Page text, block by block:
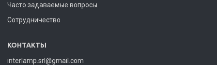
Часто задаваемые вопросы
Сотрудничество
КОНТАКТЫ
interlamp.srl@gmail.com